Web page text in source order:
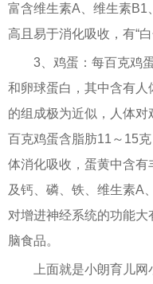
富含维生素A、维生素B1
高且易于消化吸收，有“白
3、鸡蛋：每百克鸡
和卵球蛋白，其中含有人
的组成极为近似，人体
百克鸡蛋含脂肪11～15
体消化吸收，蛋黄中含有
及钙、磷、铁、维生素A
对增进神经系统的功能
脑食品。
上面就是小朗育儿